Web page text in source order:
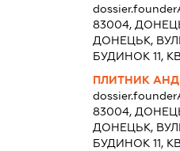
83004,
ДОНЕЦЬК,
БУДИНОК 11,
ПЛИТНИК
83004,
ДОНЕЦЬК,
БУДИНОК 11,